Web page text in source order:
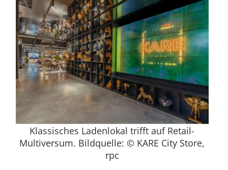
Klassisches Ladenlokal trifft auf Retail-
Multiversum. Bildquelle: © KARE City Store,
rpc